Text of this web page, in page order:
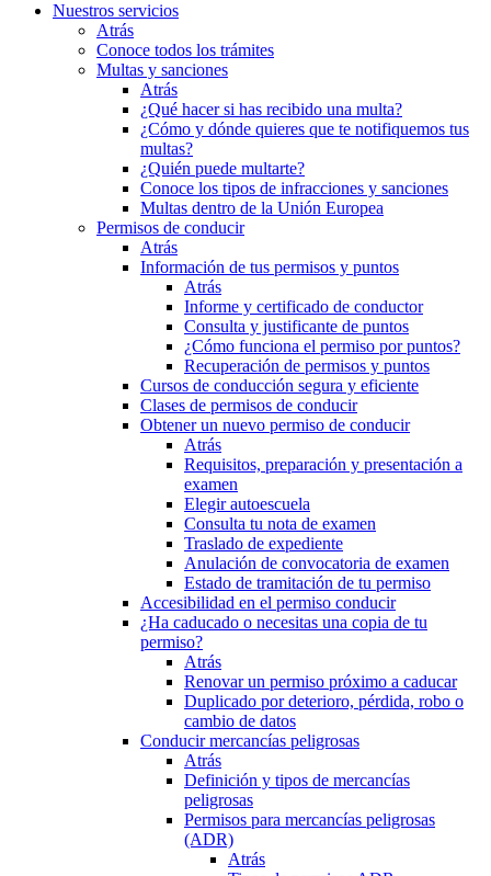
Nuestros servicios
Atrás
Conoce todos los trámites
Multas y sanciones
Atrás
¿Qué hacer si has recibido una multa?
¿Cómo y dónde quieres que te notifiquemos tus
multas?
¿Quién puede multarte?
Conoce los tipos de infracciones y sanciones
Multas dentro de la Unión Europea
Permisos de conducir
Atrás
Información de tus permisos y puntos
Atrás
Informe y certificado de conductor
Consulta y justificante de puntos
¿Cómo funciona el permiso por puntos?
Recuperación de permisos y puntos
Cursos de conducción segura y eficiente
Clases de permisos de conducir
Obtener un nuevo permiso de conducir
Atrás
Requisitos, preparación y presentación a
examen
Elegir autoescuela
Consulta tu nota de examen
Traslado de expediente
Anulación de convocatoria de examen
Estado de tramitación de tu permiso
Accesibilidad en el permiso conducir
¿Ha caducado o necesitas una copia de tu
permiso?
Atrás
Renovar un permiso próximo a caducar
Duplicado por deterioro, pérdida, robo o
cambio de datos
Conducir mercancías peligrosas
Atrás
Definición y tipos de mercancías
peligrosas
Permisos para mercancías peligrosas
(ADR)
Atrás